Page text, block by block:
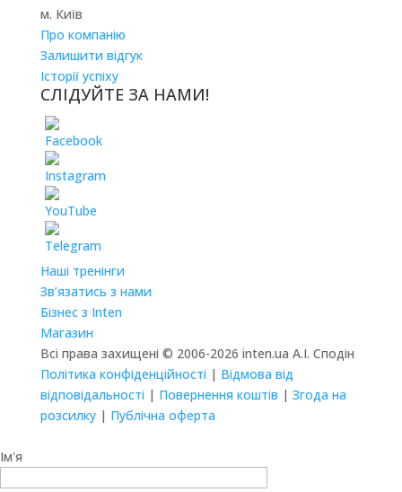
м. Київ
Про компанію
Залишити відгук
Історії успіху
СЛІДУЙТЕ ЗА НАМИ!
Наші тренінги
Зв’язатись з нами
Бізнес з Inten
Магазин
Всі права захищені © 2006-2026 inten.ua А.І. Сподін
Політика конфіденційності | Відмова від
відповідальності | Повернення коштів | Згода на
розсилку| Публічна оферта
Ім'я